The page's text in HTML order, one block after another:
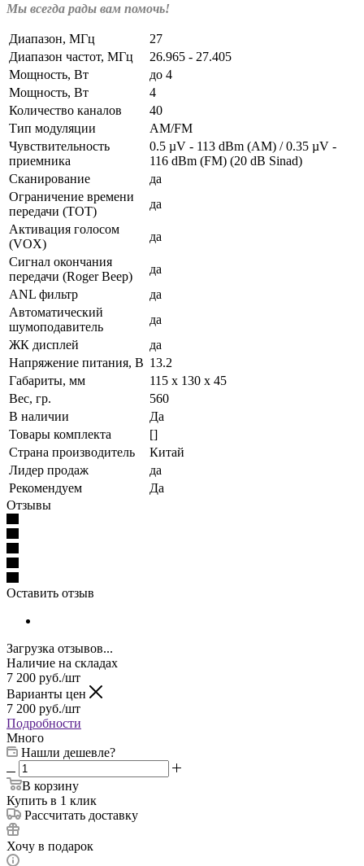
Мы всегда рады вам помочь!
Диапазон, МГц
27
Диапазон частот, МГц
26.965 - 27.405
Мощность, Вт
до 4
Мощность, Вт
4
Количество каналов
40
Тип модуляции
АМ/FM
Чувствительность
приемника
0.5 µV - 113 dBm (AM) / 0.35 µV -
116 dBm (FM) (20 dB Sinad)
Сканирование
да
Ограничение времени
передачи (ТОТ)
да
Активация голосом
(VOX)
да
Сигнал окончания
передачи (Roger Beep)
да
ANL фильтр
да
Автоматический
шумоподавитель
да
ЖК дисплей
да
Напряжение питания, В 13.2
Габариты, мм
115 x 130 x 45
Вес, гр.
560
В наличии
Да
Товары комплекта
[]
Страна производитель
Китай
Лидер продаж
да
Рекомендуем
Да
Отзывы
Оставить отзыв
Загрузка отзывов...
Наличие на складах
7 200 руб./шт
Варианты цен
7 200 руб./шт
Подробности
Много
Нашли дешевле?
В корзину
Купить в 1 клик
Рассчитать доставку
Хочу в подарок